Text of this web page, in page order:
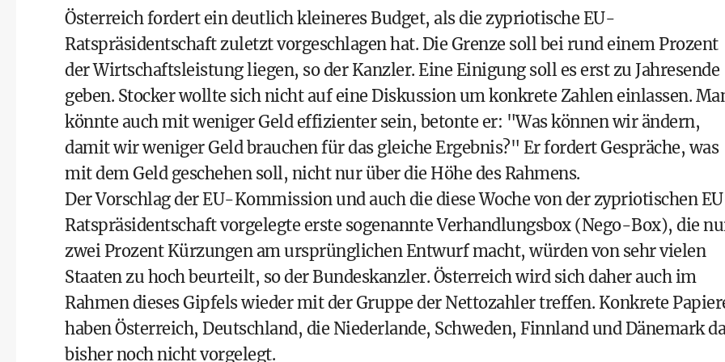
Österreich fordert ein deutlich kleineres Budget, als die zypriotische EU-
Ratspräsidentschaft zuletzt vorgeschlagen hat. Die Grenze soll bei rund einem Prozent
der Wirtschaftsleistung liegen, so der Kanzler. Eine Einigung soll es erst zu Jahresende
geben. Stocker wollte sich nicht auf eine Diskussion um konkrete Zahlen einlassen.
könnte auch mit weniger Geld effizienter sein, betonte er: "Was können wir ändern,
damit wir weniger Geld brauchen für das gleiche Ergebnis?" Er fordert Gespräche, was
mit dem Geld geschehen soll, nicht nur über die Höhe des Rahmens.
Der Vorschlag der EU-Kommission und auch die diese Woche von der zypriotischen
Ratspräsidentschaft vorgelegte erste sogenannte Verhandlungsbox (Nego-Box), die
zwei Prozent Kürzungen am ursprünglichen Entwurf macht, würden von sehr vielen
Staaten zu hoch beurteilt, so der Bundeskanzler. Österreich wird sich daher auch im
Rahmen dieses Gipfels wieder mit der Gruppe der Nettozahler treffen. Konkrete
haben Österreich, Deutschland, die Niederlande, Schweden, Finnland und Dänemark
bisher noch nicht vorgelegt.